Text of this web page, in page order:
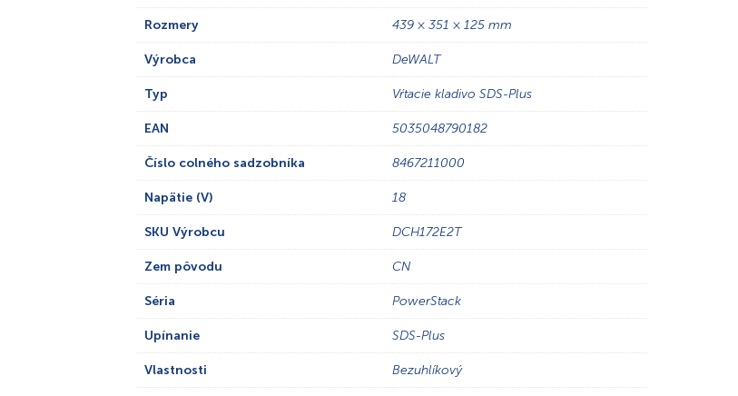
Rozmery 439 × 351 × 125 mm
Výrobca DeWALT
Typ Vŕtacie kladivo SDS-Plus
EAN 5035048790182
Číslo colného sadzobníka 8467211000
Napätie (V) 18
SKU Výrobcu DCH172E2T
Zem pôvodu CN
Séria PowerStack
Upínanie SDS-Plus
Vlastnosti Bezuhlíkový